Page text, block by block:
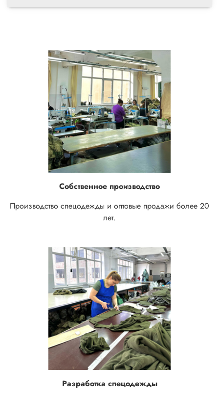
Собственное производство
Производство спецодежды и оптовые продажи более 20
лет.
Разработка спецодежды